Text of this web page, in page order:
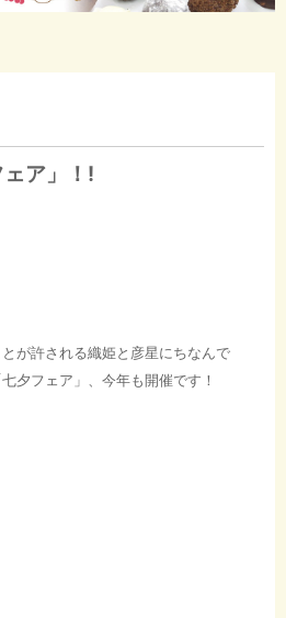
ア」！!
が許される織姫と彦星にちなんで
夕フェア」、今年も開催です！